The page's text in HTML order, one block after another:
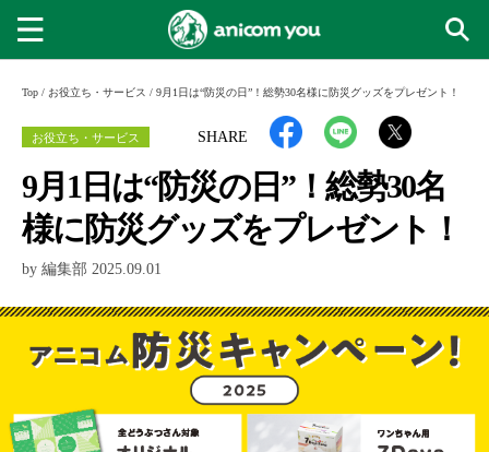
Top / お役立ち・サービス / 9月1日は“防災の日”！総勢30名様に防災グッズをプレゼント！
SHARE
お役立ち・サービス
9月1日は“防災の日”！総勢30名
様に防災グッズをプレゼント！
by 編集部 2025.09.01